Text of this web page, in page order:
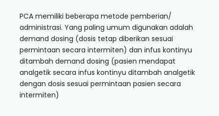
PCA memiliki beberapa metode pemberian/
administrasi. Yang paling umum digunakan adalah
demand dosing (dosis tetap diberikan sesuai
permintaan secara intermiten) dan infus kontinyu
ditambah demand dosing (pasien mendapat
analgetik secara infus kontinyu ditambah analgetik
dengan dosis sesuai permintaan pasien secara
intermiten)